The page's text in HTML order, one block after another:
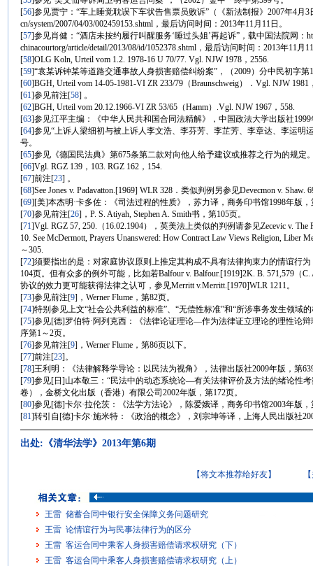
[56]参见贾宁：“车上睡觉耽误下车状告售票员败诉”（《新法制报》2007年4月3
cn/system/2007/04/03/002459153.shtml，最后访问时间：2013年11月11日。
[57]参见肖健：“酒店未按约履行叫醒服务‘睡过头姐’再起诉”，载中国法院网：
chinacourtorg/article/detail/2013/08/id/1052378.shtml，最后访问时间：2013年11月
[58]OLG Koln, Urteil vom 1.2. 1978-16 U 70/77. Vgl. NJW 1978，2556.
[59]“袁某诉钟某等道路交通事故人身损害赔偿纠纷案”，（2009）分中民初字第
[60]BGH, Urteil vom 14-05-1981-VI ZR 233/79（Braunschweig）．Vgl. NJW 1981
[61]参见前注[58] 。
[62]BGH, Urteil vom 20.12.1966-VI ZR 53/65（Hamm）.Vgl. NJW 1967，558.
[63]参见江平主编：《中华人民共和国合同法精解》，中国政法大学出版社1999
[64]参见“上诉人梁细初与被上诉人李文浩、李芬芳、李芷芳、李章达、李运明
号。
[65]参见《德国民法典》第675条第二款对向他人给予建议或推荐之行为的规定
[66]Vgl. RGZ 139，103. RGZ 162，154.
[67]前注[23] 。
[68]See Jones v. Padavatton.[1969] WLR 328．类似判例另参见Devecmon v. Shaw.
[69][美]本杰明·卡多佐：《司法过程的性质》，苏力译，商务印书馆1998年版，
[70]参见前注[26]，P. S. Atiyah, Stephen A. Smith书，第105页。
[71]Vgl. RGZ 57, 250.（16.02.1904），英美法上类似的判例请参见Zecevic v. The
10. See McDermott, Prayers Unanswered: How Contract Law Views Religion, Liber
～305.
[72]须要指出的是：对家庭协议原则上推定其构成不具有法律拘束力的情谊行
104页。但有众多的例外可能，比如若Balfour v. Balfour.[1919]2K. B. 571,579（
协议的效力更可能获得法律之认可，参见Merritt v.Merritt.[1970]WLR 1211。
[73]参见前注[9]，Werner Flume，第82页。
[74]特别参见上文“社会公共利益的标准”、“无偿性标准”和“所涉事务发生领域
[75]参见[德]罗伯特·阿列克西：《法律论证理论—作为法律证立理论的理性论
序第1～2页。
[76]参见前注[9]，Werner Flume，第86页以下。
[77]前注[23]。
[78]王利明：《法律解释学导论：以民法为视角》，法律出版社2009年版，第
[79]参见[日]山本敬三：“民法中的动态系统论—有关法律评价及方法的绪论性
卷），金桥文化出版（香港）有限公司2002年版，第172页。
[80]参见[德]卡尔·拉伦茨：《法学方法论》，陈爱娥译，商务印书馆2003年版，
[81]转引自[德]卡尔·施米特：《政治的概念》，刘宗坤等译，上海人民出版社
出处:《清华法学》2013年第6期
【将文本推荐给好友】
王雷 储蓄合同中银行安全保障义务问题研究
王雷 论情谊行为与民事法律行为的区分
王雷 客运合同中乘客人身损害赔偿请求权研究（下）
王雷 客运合同中乘客人身损害赔偿请求权研究（上）